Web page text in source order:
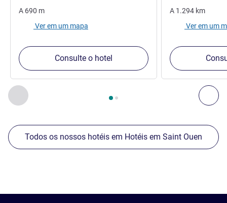
Anterior - Nossos outros estabelecimentos nas
Página , Nossos outros estabelecimentos nas
A 690 m
Ver em um mapa
Consulte o hotel
A 1.294 km
Ver em um
Todos os nossos hotéis em Hotéis em Saint Ouen